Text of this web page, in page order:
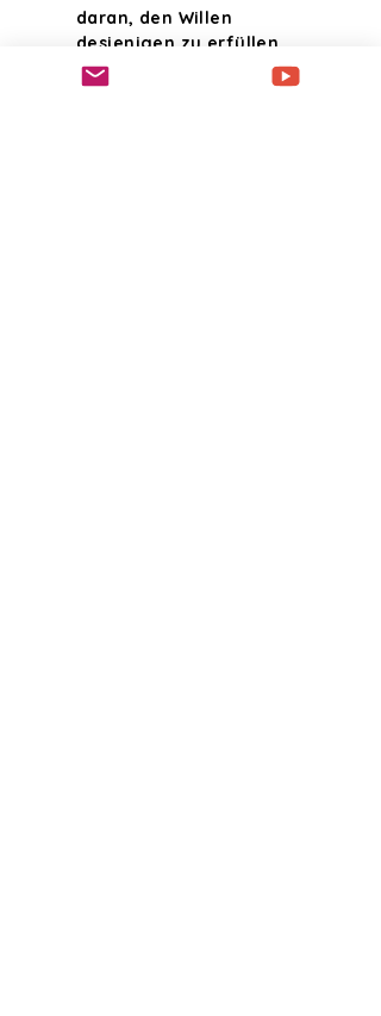
daran, den Willen
desjenigen zu erfüllen,
der mich erschaffen
hat. Ich habe im